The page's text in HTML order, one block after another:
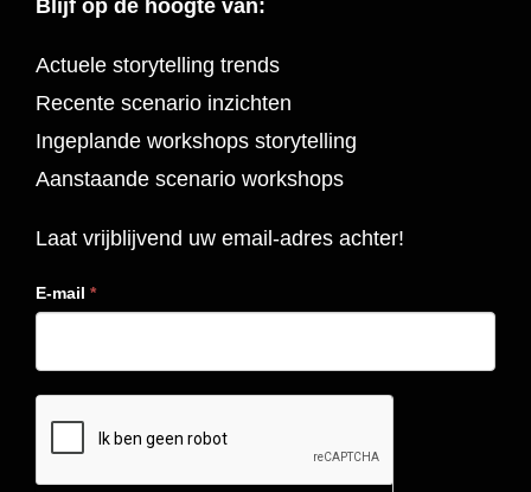
Blijf op de hoogte van:
Actuele storytelling trends
Recente scenario inzichten
Ingeplande workshops storytelling
Aanstaande scenario workshops
Laat vrijblijvend uw email-adres achter!
E-mail *